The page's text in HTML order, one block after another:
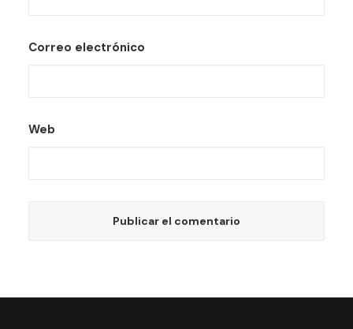
Correo electrónico
Web